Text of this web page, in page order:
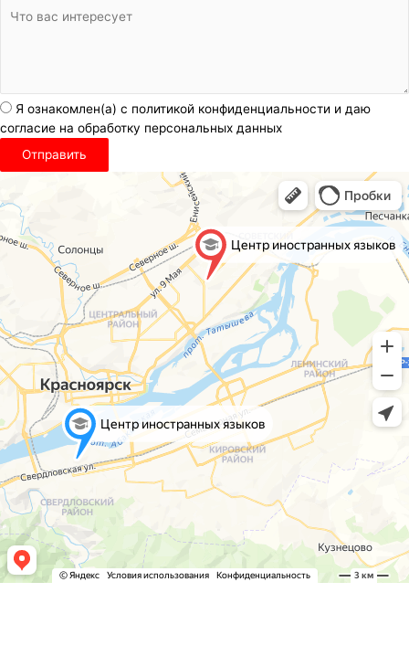
Я ознакомлен(а) с политикой конфиденциальности и даю
согласие на обработку персональных данных
Отправить